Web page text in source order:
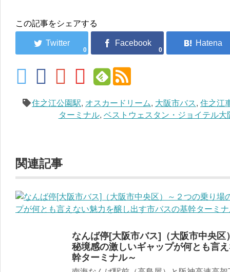
この記事をシェアする
0 0
住之江公園駅, オスカードリーム, 大阪市バス, 住之江
ターミナル, ベストウェスタン・ジョイテル大
関連記事
なんば停[大阪市バス]（大阪市中央
秘境感の激しいギャップが何とも言
幹ターミナル～